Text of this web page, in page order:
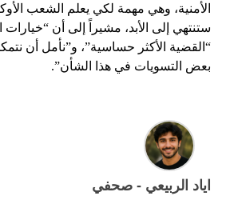
الأمنية، وهي مهمة لكي يعلم الشعب
ستنتهي إلى الأبد، مشيراً إلى أن
“القضية الأكثر حساسية”، و”نأمل أن
بعض التسويات في هذا الشأن”.
اياد الربيعي - صحفي